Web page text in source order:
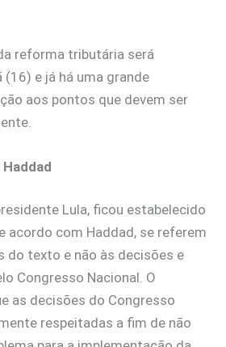
reforma tributária será
(16) e já há uma grande
aos pontos que devem ser
Lula, ficou estabelecido
acordo com Haddad, se referem
do texto e não às decisões e
Congresso Nacional. O
as decisões do Congresso
respeitadas a fim de não